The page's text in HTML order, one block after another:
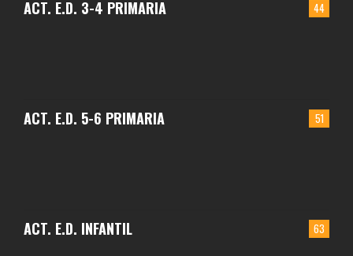
44
ACT. E.D. 3-4 PRIMARIA
51
ACT. E.D. 5-6 PRIMARIA
63
ACT. E.D. INFANTIL